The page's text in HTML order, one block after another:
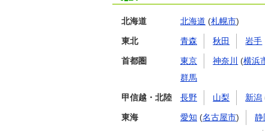
北海道 北海道 (札幌市)
東北 青森 秋田 岩手
首都圏 東京 神奈川 (横浜
群馬
甲信越・北陸 長野 山梨 新潟
東海 愛知 (名古屋市) 静